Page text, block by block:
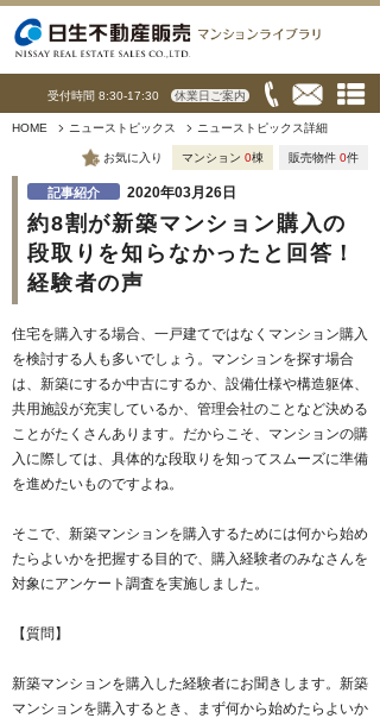
受付時間 8:30-17:30 休業日ご案内
HOME ニューストピックス ニューストピックス詳細
お気に入り マンション 0棟 販売物件 0件
記事紹介 2020年03月26日
約8割が新築マンション購入の
段取りを知らなかったと回答！
経験者の声
住宅を購入する場合、一戸建てではなくマンション購入
を検討する人も多いでしょう。マンションを探す場合
は、新築にするか中古にするか、設備仕様や構造躯体、
共用施設が充実しているか、管理会社のことなど決める
ことがたくさんあります。だからこそ、マンションの購
入に際しては、具体的な段取りを知ってスムーズに準備
を進めたいものですよね。
そこで、新築マンションを購入するためには何から始め
たらよいかを把握する目的で、購入経験者のみなさんを
対象にアンケート調査を実施しました。
【質問】
新築マンションを購入した経験者にお聞きします。新築
マンションを購入するとき、まず何から始めたらよいか